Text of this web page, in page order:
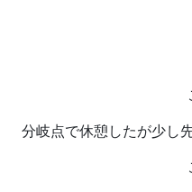
分岐点で休憩したが少し